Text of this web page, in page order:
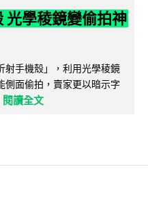
光學稜鏡變偷拍神
射手機殼」，利用光學稜鏡
側面偷拍，賣家更以暗示字
閱讀全文